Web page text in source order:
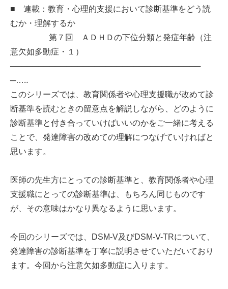
■ 連載：教育・心理的支援において診断基準をどう読
むか・理解するか
第７回 ＡＤＨＤの下位分類と発症年齢（注
意欠如多動症・１）
──────────────────────────────────
─…‥
このシリーズでは、教育関係者や心理支援職が改めて診
断基準を読むときの留意点を解説しながら、どのように
診断基準と付き合っていけばいいのかをご一緒に考える
ことで、発達障害の改めての理解につなげていければと
思います。
医師の先生方にとっての診断基準と、教育関係者や心理
支援職にとっての診断基準は、もちろん同じものです
が、その意味はかなり異なるように思います。
今回のシリーズでは、DSM-V及びDSM-V-TRについて、
発達障害の診断基準を丁寧に説明させていただいており
ます。今回から注意欠如多動症に入ります。